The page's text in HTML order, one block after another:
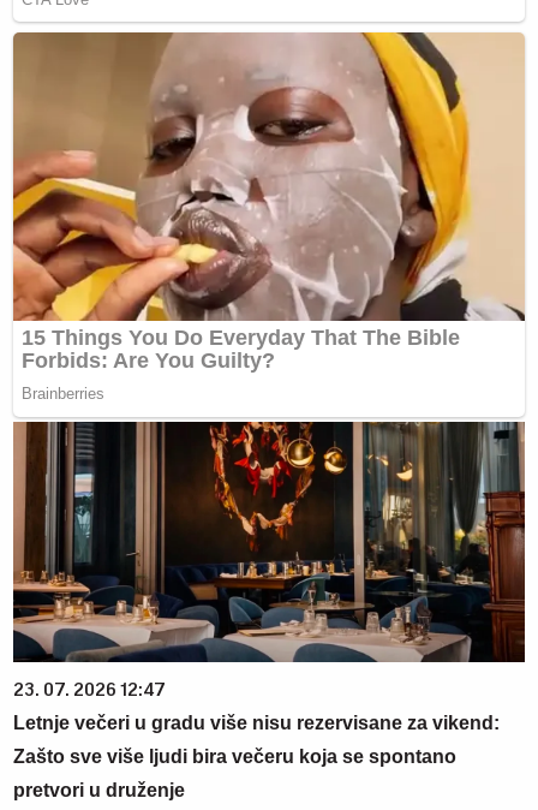
23. 07. 2026 12:47
Letnje večeri u gradu više nisu rezervisane za vikend:
Zašto sve više ljudi bira večeru koja se spontano
pretvori u druženje